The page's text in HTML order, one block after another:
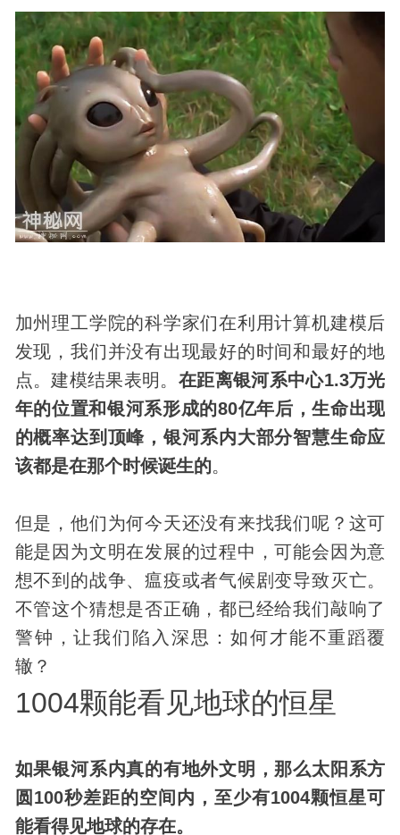
加州理工学院的科学家们在利用计算机建模后
发现，我们并没有出现最好的时间和最好的地
点。建模结果表明。 在距离银河系中心1.3万光
年的位置和银河系形成的80亿年后，生命出现
的概率达到顶峰，银河系内大部分智慧生命应
该都是在那个时候诞生的。
但是，他们为何今天还没有来找我们呢？这可
能是因为文明在发展的过程中，可能会因为意
想不到的战争、瘟疫或者气候剧变导致灭亡。
不管这个猜想是否正确，都已经给我们敲响了
警钟，让我们陷入深思：如何才能不重蹈覆
辙？
1004颗能看见地球的恒星
如果银河系内真的有地外文明，那么太阳系方
圆100秒差距的空间内，至少有1004颗恒星可
能看得见地球的存在。